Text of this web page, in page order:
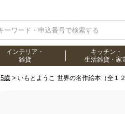
インテリア・
雑貨
キッチン・
生活雑貨・家
5歳 いもとようこ 世界の名作絵本（全１